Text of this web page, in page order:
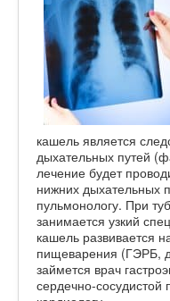
кашель является
дыхательных путей
лечение будет
нижних дыхательных
пульмонологу. При
занимается узкий
кашель развивается
пищеварения (ГЭРБ,
займется врач
сердечно-сосудистой